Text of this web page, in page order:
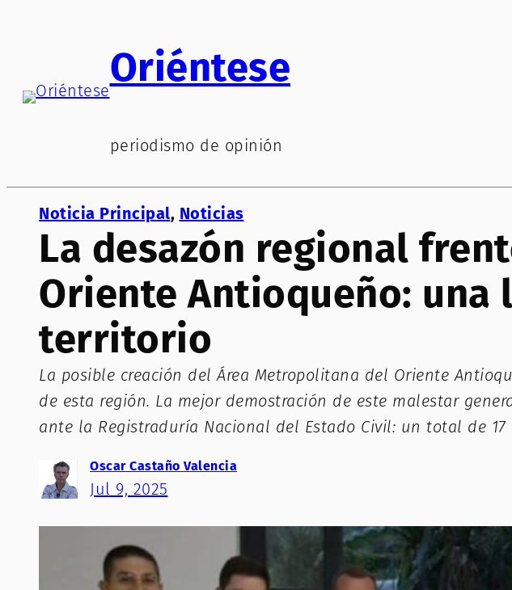
Oriéntese
periodismo de opinión
Noticia Principal, Noticias
La desazón regional
Oriente Antioqueño: una
territorio
La posible creación del Área Metropolitana del Oriente
de esta región. La mejor demostración de este malestar
ante la Registraduría Nacional del Estado Civil: un total de
Oscar Castaño Valencia
Jul 9, 2025